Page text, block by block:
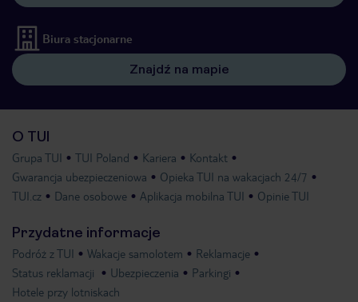
Biura stacjonarne
Znajdź na mapie
O TUI
Grupa TUI TUI Poland Kariera
Kontakt
Gwarancja ubezpieczeniowa
Opieka TUI na wakacjach 24/7
TUI.cz
Dane osobowe Aplikacja mobilna TUI Opinie TUI
Przydatne informacje
Podróż z TUI Wakacje samolotem
Reklamacje
Status reklamacji
Ubezpieczenia
Parkingi
Hotele przy lotniskach